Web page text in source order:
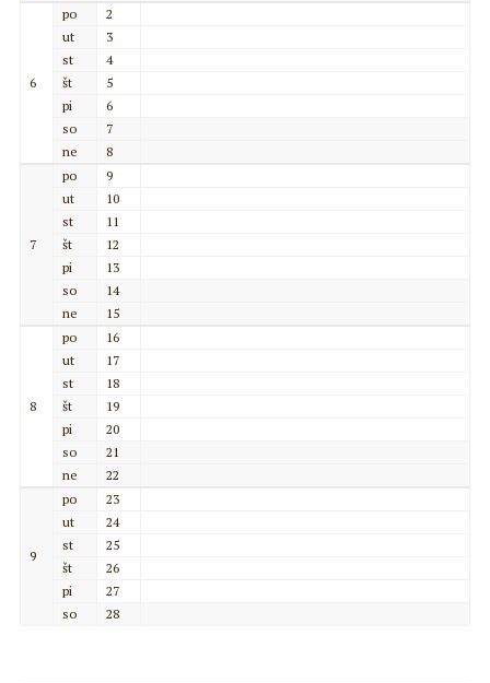
6
po
2
ut
3
st
4
št
5
pi
6
so
7
ne
8
7
po
9
ut
10
st
11
št
12
pi
13
so
14
ne
15
8
po
16
ut
17
st
18
št
19
pi
20
so
21
ne
22
9
po
23
ut
24
st
25
št
26
pi
27
so
28